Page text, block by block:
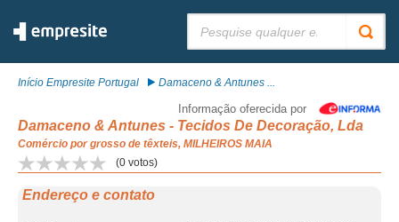
Início Empresite Portugal Damaceno & Antunes ...
Informação oferecida por
Damaceno & Antunes - Tecidos De Decoração, Lda
Comércio por grosso de têxteis, MILHEIROS MAIA
(0 votos)
Endereço e contato